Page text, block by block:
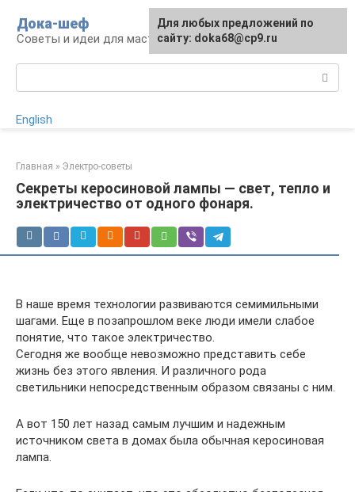
контенту
Дока-шеф
Советы и идеи для мастеров и мастериц
English
Главная » Электро-советы
Секреты керосиновой лампы — свет, тепло и
электричество от одного фонаря.
В наше время технологии развиваются семимильными
шагами. Еще в позапрошлом веке люди имели слабое
понятие, что такое электричество.
Сегодня же вообще невозможно представить себе
жизнь без этого явления. И различного рода
светильники непосредственным образом связаны с ним.
А вот 150 лет назад самым лучшим и надежным
источником света в домах была обычная керосиновая
лампа.
Для любых предложений по
сайту: doka68@cp9.ru